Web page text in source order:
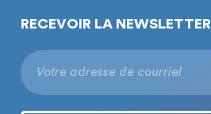
RECEVOIR LA NEWSLETTER